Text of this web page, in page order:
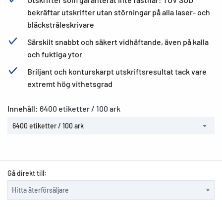
bekräftar utskrifter utan störningar på alla laser- och
bläckstråleskrivare
Särskilt snabbt och säkert vidhäftande, även på kalla
och fuktiga ytor
Briljant och konturskarpt utskriftsresultat tack vare
extremt hög vithetsgrad
Innehåll: 6400 etiketter / 100 ark
6400 etiketter / 100 ark
Gå direkt till: